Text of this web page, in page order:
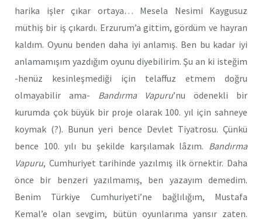
harika işler çıkar ortaya… Mesela Nesimi Kaygusuz
müthiş bir iş çıkardı. Erzurum’a gittim, gördüm ve hayran
kaldım. Oyunu benden daha iyi anlamış. Ben bu kadar iyi
anlamamışım yazdığım oyunu diyebilirim. Şu an ki isteğim
-henüz kesinleşmediği için telaffuz etmem doğru
olmayabilir ama- Bandırma Vapuru’nu ödenekli bir
kurumda çok büyük bir proje olarak 100. yıl için sahneye
koymak (?). Bunun yeri bence Devlet Tiyatrosu. Çünkü
bence 100. yılı bu şekilde karşılamak lâzım. Bandırma
Vapuru, Cumhuriyet tarihinde yazılmış ilk örnektir. Daha
önce bir benzeri yazılmamış, ben yazayım demedim.
Benim Türkiye Cumhuriyeti’ne bağlılığım, Mustafa
Kemal’e olan sevgim, bütün oyunlarıma yansır zaten.